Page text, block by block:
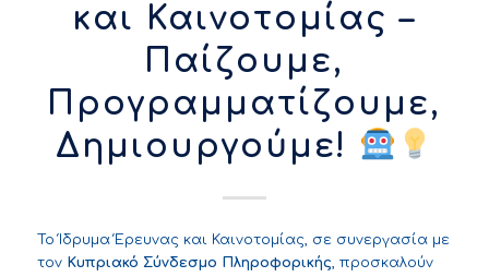
και Καινοτομίας –
Παίζουμε,
Προγραμματίζουμε,
Δημιουργούμε!
Το Ίδρυμα Έρευνας και Καινοτομίας, σε συνεργασία με
τον Κυπριακό Σύνδεσμο Πληροφορικής, προσκαλούν